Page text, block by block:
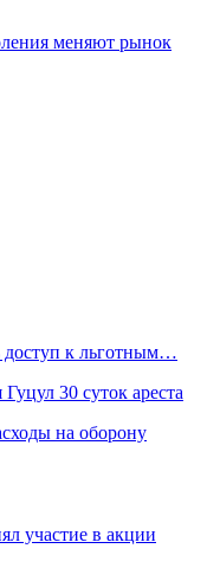
меняют рынок
доступ к льготным…
30 суток ареста
на оборону
участие в акции